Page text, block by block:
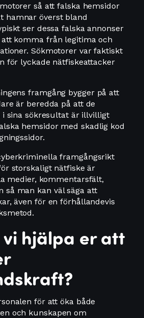
så att falska hemsidor
hamnar överst bland
ser dessa falska annonser
komma från legitima och
Sökmotorer var faktiskt
för lyckade nätfiskeattacker
framgång bygger på att
är beredda på att de
sina sökresultat är illvilligt
hemsidor med skadlig kod
framgångsrikt
storskaligt nätfiske är
medier, kommentarsfält,
så man kan väl säga att
även för en förhållandevis
vi hjälpa er att
för att öka både
och kunskapen om